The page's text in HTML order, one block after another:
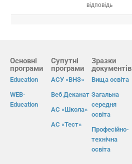
відповідь
Основні
програми
Education
WEB-
Education
Супутні
програми
АСУ «ВНЗ»
Веб Деканат
АС «Школа»
АС «Тест»
Зразки
документів
Вища освіта
Загальна
середня
освіта
Професійно-
технічна
освіта